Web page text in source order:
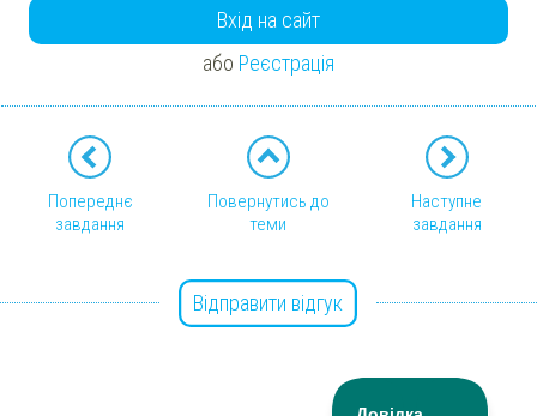
Вхід на сайт
або Реєстрація
Попереднє
завдання
Повернутись до
теми
Наступне
завдання
Відправити відгук